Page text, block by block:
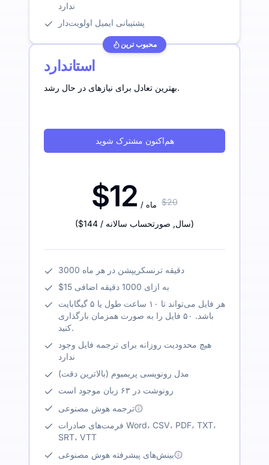
ندارد
پشتیبانی ایمیل اولویت‌دار
محبوب ترین
استاندارد
بهترین تعادل برای نیازهای در حال رشد.
هم‌اکنون مشترک شوید
$12 / ماه $20
($144 / سال, صورتحساب سالانه )
3000 دقیقه ترنسکریپشن در هر ماه
$15 به ازای 1000 دقیقه اضافی
هر فایل می‌تواند تا ۱۰ ساعت طول یا ۵ گیگابایت
باشد. ۵۰ فایل را به صورت همزمان بارگذاری
کنید.
هیچ محدودیت روزانه برای ترجمه فایل وجود
ندارد
مدل رونویسی پریمیوم (بالاترین دقت)
رونوشت در ۶۳ زبان موجود است
ترجمه هوش مصنوعی
فرمت‌های صادرات Word، CSV، PDF، TXT،
SRT، VTT
بینش‌های پیشرفته هوش مصنوعی